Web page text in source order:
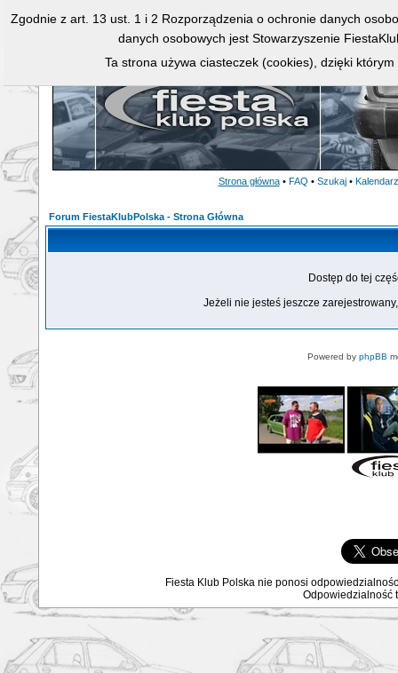
Strona główna • FAQ • Szukaj • Kalendarz
Forum FiestaKlubPolska - Strona Główna
Dostęp do tej
Jeżeli nie jesteś jeszcze
Powered by phpBB
Fiesta Klub Polska nie ponosi
Odpowiedzialność
Zgodnie z art. 13 ust. 1 i 2 Rozporządzenia o ochronie danych
danych osobowych jest Stowarzyszenie
Ta strona używa ciasteczek (cookies), dzięki